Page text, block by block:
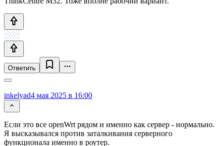
Ответить
inkelyad4 мая 2025 в 16:00
Если это все openWrt рядом и именно как сервер - нормально.
Я высказывался против заталкивания серверного
функционала именно в роутер.